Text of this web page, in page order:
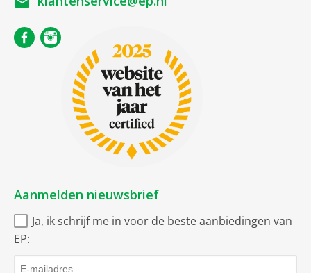
vanaf versie 26
Noodoproepfunctie
Voice recording
Valdetectie
Bloeddrukmeter
Aanmelden nieuwsbrief
Ja, ik schrijf me in voor de beste aanbiedingen van
EP: